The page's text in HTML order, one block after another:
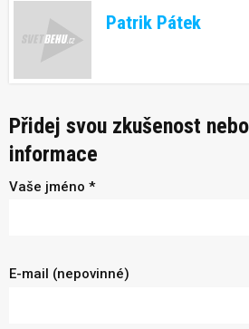
Patrik Pátek
Přidej svou zkušenost
informace
Vaše jméno *
E-mail (nepovinné)